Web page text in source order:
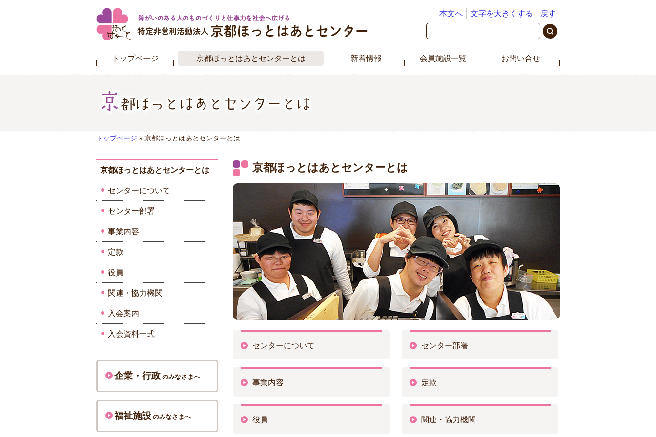
本文へ 文字を大きくする 戻す
トップページ 京都ほっとはあとセンターとは 新着情報 会員施設一覧 お問い合せ
トップページ » 京都ほっとはあとセンターとは
京都ほっとはあとセンターとは
センターについて センター部署
事業内容 定款
役員 関連・協力機関
京都ほっとはあとセンターとは
センターについて
センター部署
事業内容
定款
役員
関連・協力機関
入会案内
入会資料一式
企業・行政のみなさまへ
福祉施設のみなさまへ